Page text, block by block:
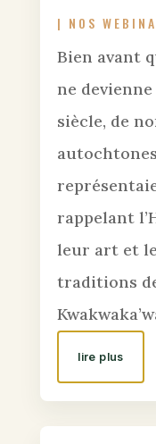
| NOS
Bien avant
ne
siècle, de
rappelant
leur art et
traditions
lire plus